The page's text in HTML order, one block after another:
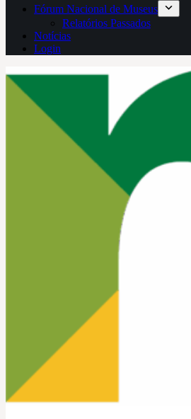
Fórum Nacional de Museus
Relatórios Passados
Notícias
Login